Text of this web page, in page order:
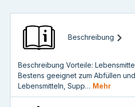
Beschreibung
Beschreibung Vorteile:
Bestens geeignet zum Abfüllen
Lebensmitteln, Supp… Mehr